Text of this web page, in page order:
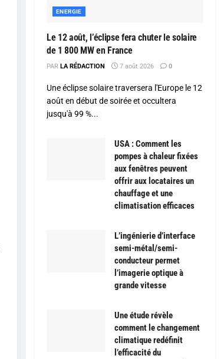
ENERGIE
Le 12 août, l’éclipse fera chuter le solaire
de 1 800 MW en France
PAR LA RÉDACTION 7 août 2026 0
Une éclipse solaire traversera l'Europe le 12
août en début de soirée et occultera
jusqu'à 99 %...
USA : Comment les
pompes à chaleur fixées
aux fenêtres peuvent
offrir aux locataires un
chauffage et une
climatisation efficaces
L’ingénierie d’interface
semi-métal/semi-
conducteur permet
l’imagerie optique à
grande vitesse
Une étude révèle
comment le changement
climatique redéfinit
l’efficacité du